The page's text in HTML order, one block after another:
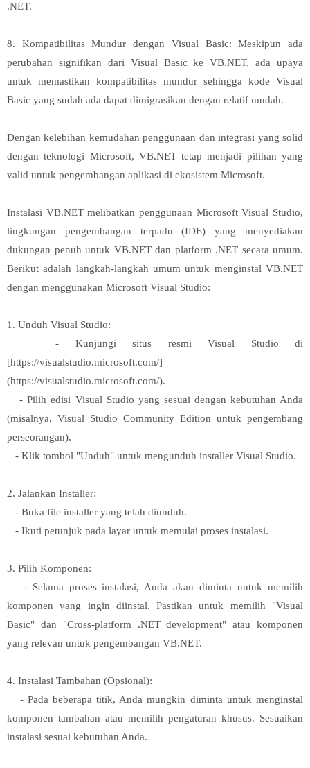
.NET.
8. Kompatibilitas Mundur dengan Visual Basic: Meskipun ada
perubahan signifikan dari Visual Basic ke VB.NET, ada upaya
untuk memastikan kompatibilitas mundur sehingga kode Visual
Basic yang sudah ada dapat dimigrasikan dengan relatif mudah.
Dengan kelebihan kemudahan penggunaan dan integrasi yang solid
dengan teknologi Microsoft, VB.NET tetap menjadi pilihan yang
valid untuk pengembangan aplikasi di ekosistem Microsoft.
Instalasi VB.NET melibatkan penggunaan Microsoft Visual Studio,
lingkungan pengembangan terpadu (IDE) yang menyediakan
dukungan penuh untuk VB.NET dan platform .NET secara umum.
Berikut adalah langkah-langkah umum untuk menginstal VB.NET
dengan menggunakan Microsoft Visual Studio:
1. Unduh Visual Studio:
- Kunjungi situs resmi Visual Studio di
[https://visualstudio.microsoft.com/]
(https://visualstudio.microsoft.com/).
- Pilih edisi Visual Studio yang sesuai dengan kebutuhan Anda
(misalnya, Visual Studio Community Edition untuk pengembang
perseorangan).
- Klik tombol "Unduh" untuk mengunduh installer Visual Studio.
2. Jalankan Installer:
- Buka file installer yang telah diunduh.
- Ikuti petunjuk pada layar untuk memulai proses instalasi.
3. Pilih Komponen:
- Selama proses instalasi, Anda akan diminta untuk memilih
komponen yang ingin diinstal. Pastikan untuk memilih "Visual
Basic" dan "Cross-platform .NET development" atau komponen
yang relevan untuk pengembangan VB.NET.
4. Instalasi Tambahan (Opsional):
- Pada beberapa titik, Anda mungkin diminta untuk menginstal
komponen tambahan atau memilih pengaturan khusus. Sesuaikan
instalasi sesuai kebutuhan Anda.